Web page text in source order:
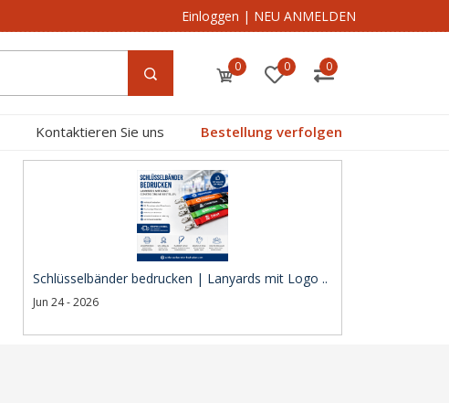
Einloggen | NEU ANMELDEN
0 0 0
Kontaktieren Sie uns Bestellung verfolgen
Schlüsselbänder bedrucken | Lanyards mit Logo ..
Jun 24 - 2026